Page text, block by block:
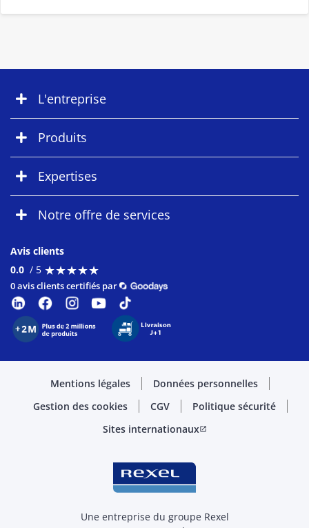
L'entreprise
Produits
Expertises
Notre offre de services
Avis clients
0.0 / 5 ★★★★★
★★★★★
0 avis clients certifiés par
Mentions légales
Données personnelles
Gestion des cookies
CGV
Politique sécurité
Sites internationauxopen_in_new
Une entreprise du groupe Rexel